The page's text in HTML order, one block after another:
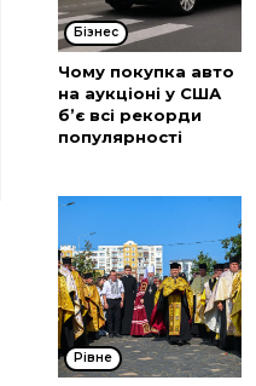
Бізнес
Чому покупка авто
на аукціоні у США
б’є всі рекорди
популярності
Рівне